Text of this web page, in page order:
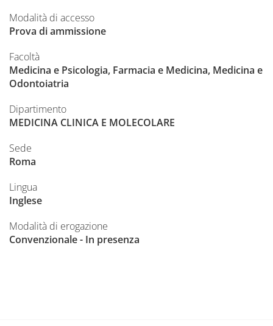
Modalità di accesso
Prova di ammissione
Facoltà
Medicina e Psicologia, Farmacia e Medicina, Medicina e
Odontoiatria
Dipartimento
MEDICINA CLINICA E MOLECOLARE
Sede
Roma
Lingua
Inglese
Modalità di erogazione
Convenzionale - In presenza